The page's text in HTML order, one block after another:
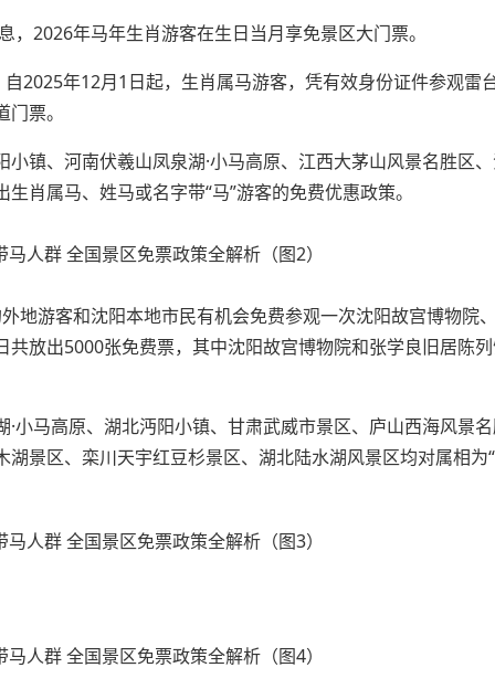
2026年马年生肖游客在生日当月享免景区大门票。
2025年12月1日起，生肖属马游客，凭有效身份证件参观雷
票。
镇、河南伏羲山凤泉湖·小马高原、江西大茅山风景名胜区
肖属马、姓马或名字带“马”游客的免费优惠政策。
地游客和沈阳本地市民有机会免费参观一次沈阳故宫博物院
放出5000张免费票，其中沈阳故宫博物院和张学良旧居陈
小马高原、湖北沔阳小镇、甘肃武威市景区、庐山西海风景
景区、栾川天宇红豆杉景区、湖北陆水湖风景区均对属相为